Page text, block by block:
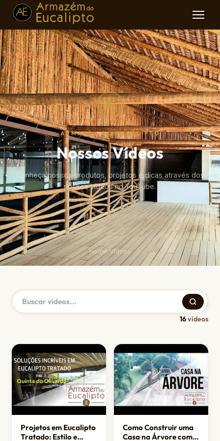
ARMAZÉM DO EUCALIPTO
Nossos Vídeos
Conheça nossos produtos, projetos e dicas através dos
nossos vídeos no YouTube.
Home›Vídeos
16vídeos
Projetos em Eucalipto
Tratado: Estilo e
Como Construir uma
Casa na Árvore com